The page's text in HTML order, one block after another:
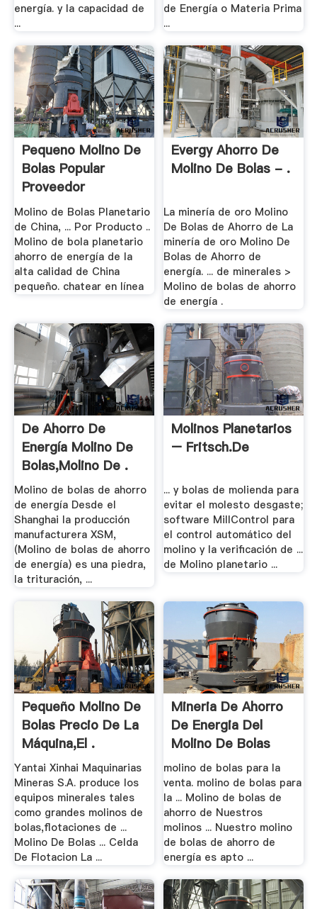
energía. y la capacidad de
...
de Energía o Materia Prima
...
Pequeno Molino De
Bolas Popular
Proveedor
Molino de Bolas Planetario
de China, ... Por Producto ..
Molino de bola planetario
ahorro de energía de la
alta calidad de China
pequeño. chatear en línea
Evergy Ahorro De
Molino De Bolas - .
La minería de oro Molino
De Bolas de Ahorro de La
minería de oro Molino De
Bolas de Ahorro de
energía. ... de minerales >
Molino de bolas de ahorro
de energía .
De Ahorro De
Energía Molino De
Bolas,Molino De .
Molino de bolas de ahorro
de energía Desde el
Shanghai la producción
manufacturera XSM,
(Molino de bolas de ahorro
de energía) es una piedra,
la trituración, ...
Molinos Planetarios
– Fritsch.de
... y bolas de molienda para
evitar el molesto desgaste;
software MillControl para
el control automático del
molino y la verificación de ...
de Molino planetario ...
Pequeño Molino De
Bolas Precio De La
Máquina,el .
Yantai Xinhai Maquinarias
Mineras S.A. produce los
equipos minerales tales
como grandes molinos de
bolas,flotaciones de ...
Molino De Bolas ... Celda
De Flotacion La ...
Mineria De Ahorro
De Energia Del
Molino De Bolas
molino de bolas para la
venta. molino de bolas para
la ... Molino de bolas de
ahorro de Nuestros
molinos ... Nuestro molino
de bolas de ahorro de
energía es apto ...